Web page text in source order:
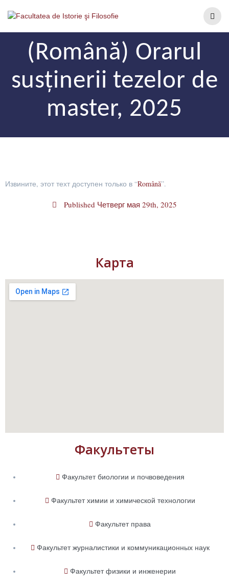
(Română) Orarul
susținerii tezelor de
master, 2025
Извините, этот техт доступен только в “Română”.
Published Четверг мая 29th, 2025
Карта
Факультеты
Факультет биологии и почвоведения
Факультет химии и химической технологии
Факультет права
Факультет журналистики и коммуникационных наук
Факультет физики и инженерии